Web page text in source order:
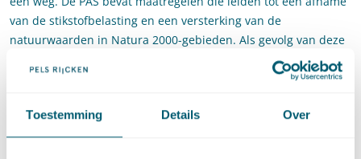
Toestemming Details Over
van de stikstofbelasting en een versterking van de
natuurwaarden in Natura 2000-gebieden. Als gevolg van deze
verbetering van de draagkracht van de natuur komt er meer
ruimte voor nieuwe economische ontwikkelingen. Deze ruimte
Die ontwikkelingsruimte kan worden ingezet om projecten te
vergunnen.